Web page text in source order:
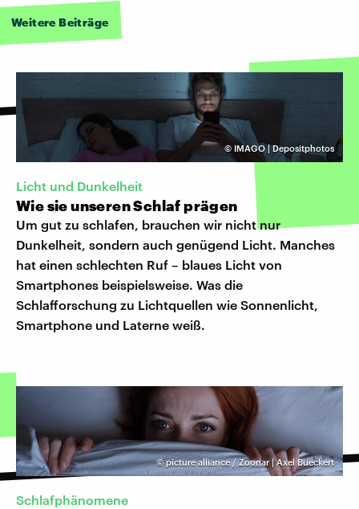
Weitere Beiträge
© IMAGO | Depositphotos
Licht und Dunkelheit
Wie sie unseren Schlaf prägen
Um gut zu schlafen, brauchen wir nicht nur
Dunkelheit, sondern auch genügend Licht. Manches
hat einen schlechten Ruf – blaues Licht von
Smartphones beispielsweise. Was die
Schlafforschung zu Lichtquellen wie Sonnenlicht,
Smartphone und Laterne weiß.
©picture alliance / Zoonar | Axel Bueckert
Schlafphänomene